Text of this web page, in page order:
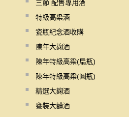
三節 配售專用酒
特級高梁酒
瓷瓶紀念酒收購
陳年大麹酒
陳年特級高粱(扁瓶)
陳年特級高粱(圓瓶)
精選大麹酒
甕裝大麯酒